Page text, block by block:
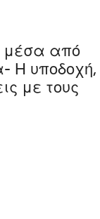
μέσα από
Η υποδοχή,
με τους